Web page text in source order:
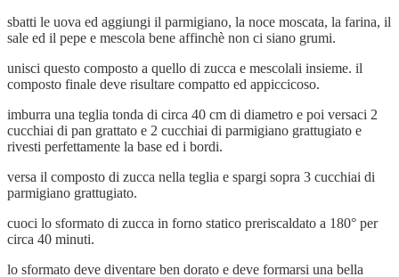
sbatti le uova ed aggiungi il parmigiano, la noce moscata, la farina, il
sale ed il pepe e mescola bene affinchè non ci siano grumi.
unisci questo composto a quello di zucca e mescolali insieme. il
composto finale deve risultare compatto ed appiccicoso.
imburra una teglia tonda di circa 40 cm di diametro e poi versaci 2
cucchiai di pan grattato e 2 cucchiai di parmigiano grattugiato e
rivesti perfettamente la base ed i bordi.
versa il composto di zucca nella teglia e spargi sopra 3 cucchiai di
parmigiano grattugiato.
cuoci lo sformato di zucca in forno statico preriscaldato a 180° per
circa 40 minuti.
lo sformato deve diventare ben dorato e deve formarsi una bella